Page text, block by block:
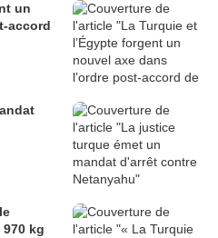
un
accord
kg